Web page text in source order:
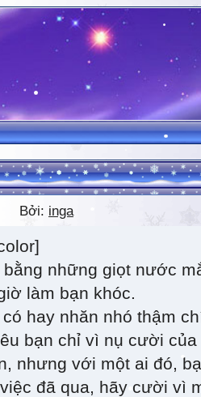
Bởi: inga
bằng những giọt nước
làm bạn khóc.
hay nhăn nhó thậm
bạn chỉ vì nụ cười
nhưng với một ai đó,
đã qua, hãy cười vì